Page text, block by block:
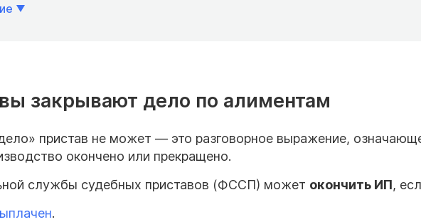
закрывают дело по алиментам
пристав не может — это разговорное выражение,
окончено или прекращено.
службы судебных приставов (ФССП) может окончить ИП,
.